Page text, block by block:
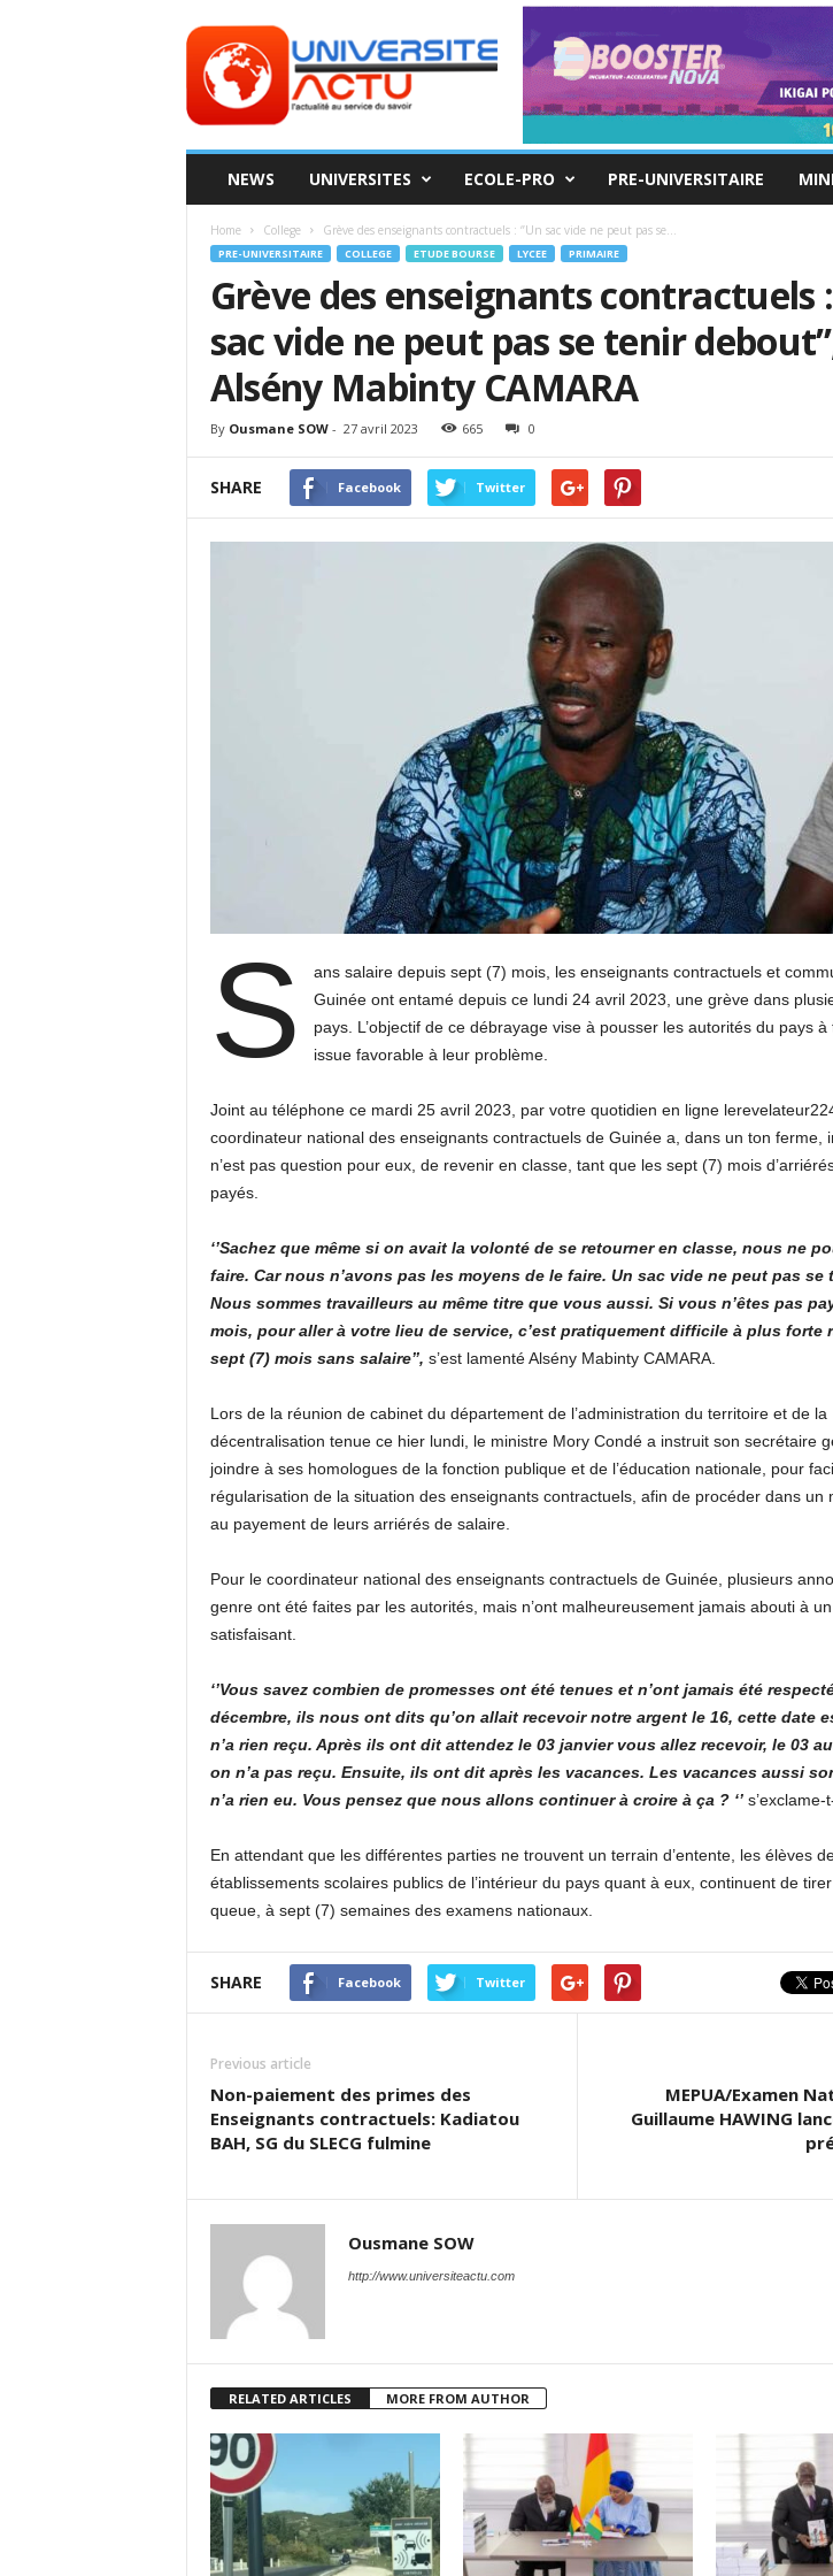
ACTU
NEWS UNIVERSITES ECOLE-PRO PRE-UNIVERSITAIRE
Home College Grève des enseignants contractuels : ‘’Un sac vide ne peut pas se...
PRE-UNIVERSITAIRE COLLEGE ETUDE BOURSE LYCEE PRIMAIRE
Grève des enseignants contractuels :
sac vide ne peut pas se tenir
Alsény Mabinty CAMARA
By Ousmane SOW- 27 avril 2023 665 0
SHARE Facebook Twitter
S
ans salaire depuis sept (7) mois, les enseignants contractuels et
Guinée ont entamé depuis ce lundi 24 avril 2023, une grève dans
pays. L’objectif de ce débrayage vise à pousser les autorités du pays
issue favorable à leur problème.
Joint au téléphone ce mardi 25 avril 2023, par votre quotidien en ligne
coordinateur national des enseignants contractuels de Guinée a, dans un ton ferme,
n’est pas question pour eux, de revenir en classe, tant que les sept (7) mois
payés.
‘’Sachez que même si on avait la volonté de se retourner en classe, nous ne
faire. Car nous n’avons pas les moyens de le faire. Un sac vide ne peut pas se
Nous sommes travailleurs au même titre que vous aussi. Si vous n’êtes pas
mois, pour aller à votre lieu de service, c’est pratiquement difficile à plus forte
sept (7) mois sans salaire’’, s’est lamenté Alsény Mabinty CAMARA.
Lors de la réunion de cabinet du département de l’administration du territoire et de la
décentralisation tenue ce hier lundi, le ministre Mory Condé a instruit son secrétaire
joindre à ses homologues de la fonction publique et de l’éducation nationale, pour
régularisation de la situation des enseignants contractuels, afin de procéder dans un
au payement de leurs arriérés de salaire.
Pour le coordinateur national des enseignants contractuels de Guinée, plusieurs
genre ont été faites par les autorités, mais n’ont malheureusement jamais abouti à
satisfaisant.
‘’Vous savez combien de promesses ont été tenues et n’ont jamais été
décembre, ils nous ont dits qu’on allait recevoir notre argent le 16, cette date
n’a rien reçu. Après ils ont dit attendez le 03 janvier vous allez recevoir, le 03
on n’a pas reçu. Ensuite, ils ont dit après les vacances. Les vacances aussi
n’a rien eu. Vous pensez que nous allons continuer à croire à ça ? ‘’s’exclame-
En attendant que les différentes parties ne trouvent un terrain d’entente, les élèves
établissements scolaires publics de l’intérieur du pays quant à eux, continuent de
queue, à sept (7) semaines des examens nationaux.
SHARE Facebook Twitter
Previous article
Non-paiement des primes des
Enseignants contractuels: Kadiatou
BAH, SG du SLECG fulmine
MEPUA/Examen
Guillaume HAWING
Ousmane SOW
http://www.universiteactu.com
RELATED ARTICLES MORE FROM AUTHOR